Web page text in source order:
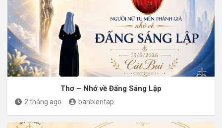
Thơ – Nhớ về Đấng Sáng Lập
2 tháng ago banbientap